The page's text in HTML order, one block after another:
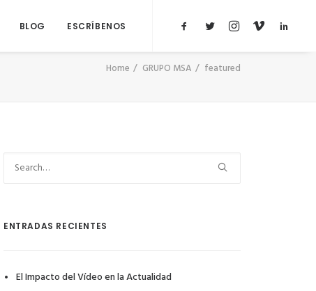
BLOG ESCRÍBENOS
Home GRUPO MSA featured
ENTRADAS RECIENTES
El Impacto del Vídeo en la Actualidad